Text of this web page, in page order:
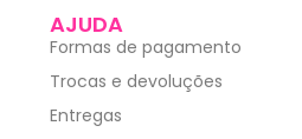
AJUDA
Formas de pagamento
Trocas e devoluções
Entregas